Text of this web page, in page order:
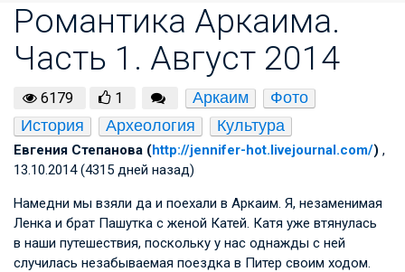
Романтика Аркаима.
Часть 1. Август 2014
6179 1 Аркаим
Фото
История
Археология Культура
Евгения Степанова (http://jennifer-hot.livejournal.com/) ,
13.10.2014 (4315 дней назад)
Намедни мы взяли да и поехали в Аркаим. Я, незаменимая
Ленка и брат Пашутка с женой Катей. Катя уже втянулась
в наши путешествия, поскольку у нас однажды с ней
случилась незабываемая поездка в Питер своим ходом.